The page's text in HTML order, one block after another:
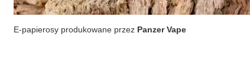
E-papierosy produkowane przez Panzer Vape